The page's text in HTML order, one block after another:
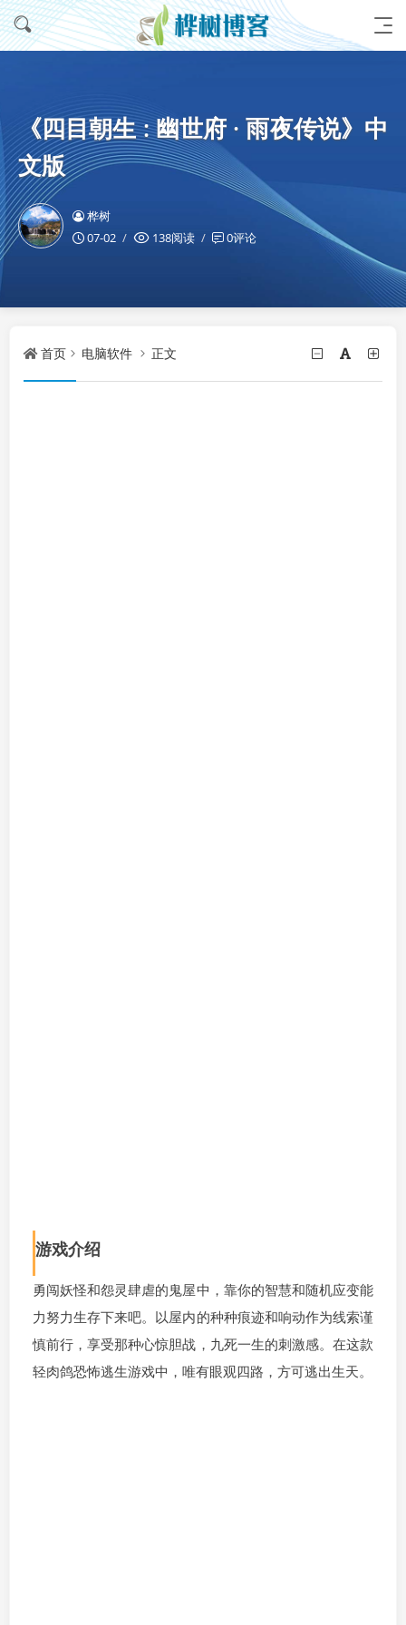
《四目朝生 : 幽世府 · 雨夜传说》中
文版
桦树
07-02
138阅读 0评论
首页 电脑软件 正文
游戏介绍
勇闯妖怪和怨灵肆虐的鬼屋中，靠你的智慧和随机应变能
力努力生存下来吧。以屋内的种种痕迹和响动作为线索谨
慎前行，享受那种心惊胆战，九死一生的刺激感。在这款
轻肉鸽恐怖逃生游戏中，唯有眼观四路，方可逃出生天。